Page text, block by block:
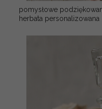
pomysłowe
herbata personalizowana